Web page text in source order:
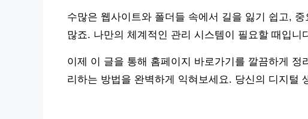
수많은 웹사이트와 폴더들 속에서 길을 잃기 쉽고,
많죠. 나만의 체계적인 관리 시스템이 필요할 때입니
이제 이 글을 통해 홈페이지 바로가기를 깔끔하게
리하는 방법을 완벽하게 익혀보세요. 당신의 디지털